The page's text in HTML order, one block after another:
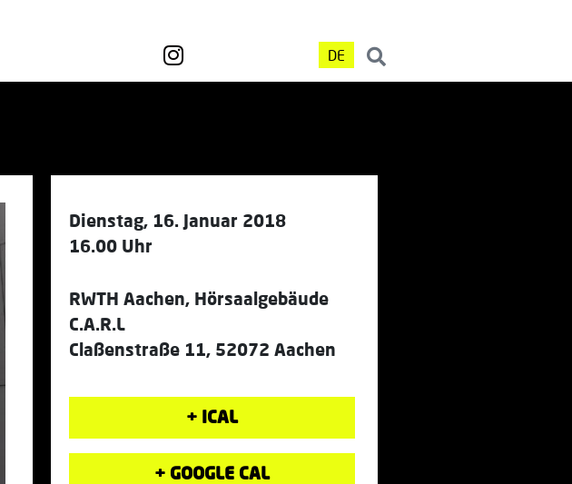
DE
Dienstag, 16. Januar 2018
16.00 Uhr
RWTH Aachen, Hörsaalgebäude
C.A.R.L
Claßenstraße 11, 52072 Aachen
+ ICAL
+ GOOGLE CAL